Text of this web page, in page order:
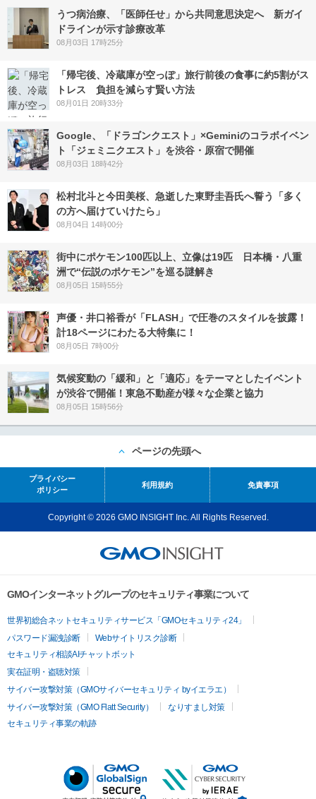
うつ病治療、「医師任せ」から共同意思決定へ 新ガイ
ドラインが示す診療改革
08月03日 17時25分
「帰宅後、冷蔵庫が空っぽ」旅行前後の食事に約5割がス
トレス 負担を減らす賢い方法
08月01日 20時33分
Google、「ドラゴンクエスト」×Geminiのコラボイベン
ト「ジェミニクエスト」を渋谷・原宿で開催
08月03日 18時42分
松村北斗と今田美桜、急逝した東野圭吾氏へ誓う「多く
の方へ届けていけたら」
08月04日 14時00分
街中にポケモン100匹以上、立像は19匹 日本橋・八重
洲で“伝説のポケモン”を巡る謎解き
08月05日 15時55分
声優・井口裕香が「FLASH」で圧巻のスタイルを披露！
計18ページにわたる大特集に！
08月05日 7時00分
気候変動の「緩和」と「適応」をテーマとしたイベント
が渋谷で開催！東急不動産が様々な企業と協力
08月05日 15時56分
ページの先頭へ
プライバシー
ポリシー
利用規約 免責事項
Copyright © 2026 GMO INSIGHT Inc. All Rights Reserved.
GMOインターネットグループのセキュリティ事業について
世界初総合ネットセキュリティサービス「GMOセキュリティ24」
パスワード漏洩診断
Webサイトリスク診断
セキュリティ相談AIチャットボット
実在証明・盗聴対策
サイバー攻撃対策（GMOサイバーセキュリティ byイエラエ）
サイバー攻撃対策（GMO Flatt Security）
なりすまし対策
セキュリティ事業の軌跡